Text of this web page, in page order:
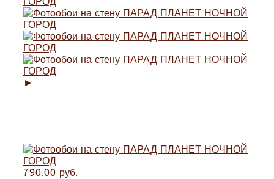
►
790.00 руб.